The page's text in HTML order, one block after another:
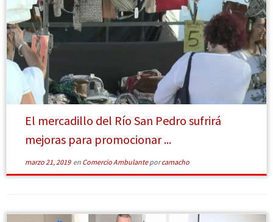
[Leer más]
El mercadillo del Río San Pedro sufrirá
mejoras para promocionar ...
marzo 21, 2019en Comercio Ambulanteporcamacho